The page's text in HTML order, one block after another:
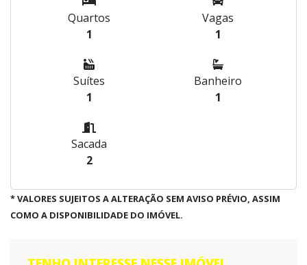
Quartos
1
Vagas
1
Suítes
1
Banheiro
1
Sacada
2
* VALORES SUJEITOS A ALTERAÇÃO SEM AVISO PRÉVIO, ASSIM
COMO A DISPONIBILIDADE DO IMÓVEL.